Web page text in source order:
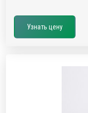
Узнать цену